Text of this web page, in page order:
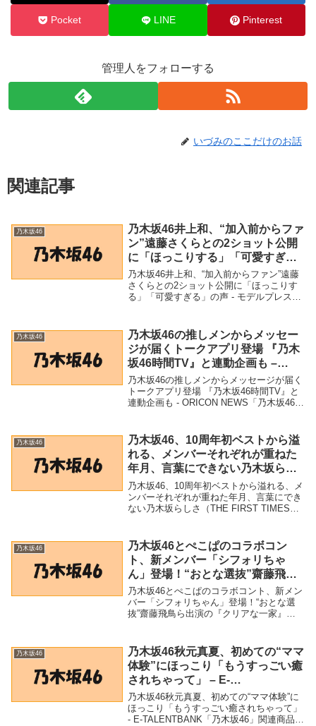
Pocket LINE Pinterest
管理人をフォローする
いづみのここだけのお話
関連記事
乃木坂46
乃木坂46井上和、“加入前からファ
ン”遠藤さくらとの2ショット公開
に「ほっこりする」「可愛すぎ
る」の声 – モデルプレス
乃木坂46井上和、“加入前からファン”遠藤
さくらとの2ショット公開に「ほっこりす
る」「可愛すぎる」の声 - モデルプレス
ョット公開に「ほっこりする」「可愛すぎ
る」...
乃木坂46
乃木坂46の推しメンからメッセー
ジが届くトークアプリ登場 『乃木
坂46時間TV』と連動企画も –
ORICON NEWS
乃木坂46の推しメンからメッセージが届く
トークアプリ登場 『乃木坂46時間TV』と
連動企画も - ORICON NEWS「乃木坂46」
間TV』と連動企画も - ...
乃木坂46
乃木坂46、10周年初ベストから溢
れる、メンバーそれぞれが重ねた
年月、言葉にできない乃木坂らし
さ（THE FIRST TIMES） –
Yahoo!ニュース – Yahoo!ニュー
ス
乃木坂46、10周年初ベストから溢れる、メ
ンバーそれぞれが重ねた年月、言葉にでき
ない乃木坂らしさ（THE FIRST TIMES）
から溢れ...
乃木坂46
乃木坂46とぺこぱのコラボコン
ト、新メンバー「シフォリちゃ
ん」登場！“おとな選抜”齋藤飛鳥
ら出演の『クリアな一家』第2弾
(2022年5月2日) – Excite Bit コネ
タ
乃木坂46とぺこぱのコラボコント、新メン
バー「シフォリちゃん」登場！“おとな選
抜”齋藤飛鳥ら出演の『クリアな一家』第2
ボコント、新メン...
乃木坂46
乃木坂46秋元真夏、初めての“ママ
体験”にほっこり「もうすっごい癒
されちゃって」 – E-
TALENTBANK
乃木坂46秋元真夏、初めての“ママ体験”に
ほっこり「もうすっごい癒されちゃって」
- E-TALENTBANK「乃木坂46」関連商品乃